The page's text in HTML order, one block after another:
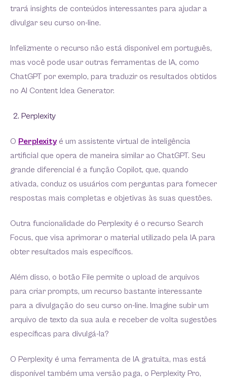
trará insights de conteúdos interessantes para ajudar a
divulgar seu curso on-line.
Infelizmente o recurso não está disponível em português,
mas você pode usar outras ferramentas de IA, como
ChatGPT por exemplo, para traduzir os resultados obtidos
no AI Content Idea Generator.
Perplexity
O Perplexityé um assistente virtual de inteligência
artificial que opera de maneira similar ao ChatGPT. Seu
grande diferencial é a função Copilot, que, quando
ativada, conduz os usuários com perguntas para fornecer
respostas mais completas e objetivas às suas questões.
Outra funcionalidade do Perplexity é o recurso Search
Focus, que visa aprimorar o material utilizado pela IA para
obter resultados mais específicos.
Além disso, o botão File permite o upload de arquivos
para criar prompts, um recurso bastante interessante
para a divulgação do seu curso on-line. Imagine subir um
arquivo de texto da sua aula e receber de volta sugestões
específicas para divulgá-la?
O Perplexity é uma ferramenta de IA gratuita, mas está
disponível também uma versão paga, o Perplexity Pro,